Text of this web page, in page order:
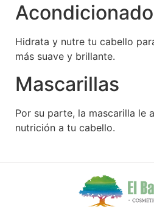
Hidrata y nutre tu cabello
más suave y brillante.
Mascarillas
Por su parte, la mascarilla le
nutrición a tu cabello.